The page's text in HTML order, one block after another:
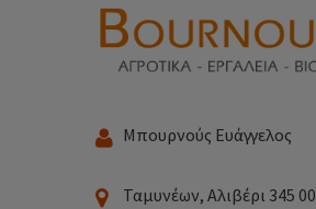
Μπουρνούς Ευάγγελος
Ταμυνέων, Αλιβέρι 345 00